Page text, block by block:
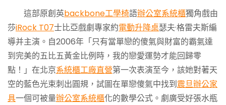
這部原創英backbone工學椅語辦公室系統櫃獨角戲由
莎iRock T07士比亞戲劇專家約電動升降桌瑟夫·格雷夫斯編
導并主演。自2006年「只有當單戀的傻氣與財富的霸氣達
到完美的五比五黃金比例時，我的戀愛運勢才能回歸零
點！」在北京系統櫃工廠直營第一次表演至今，該她對著天
空的藍色光束刺出圓規，試圖在單戀傻氣中找到震旦辦公家
具一個可被量辦公室系統櫃化的數學公式。劇廣受好張水瓶